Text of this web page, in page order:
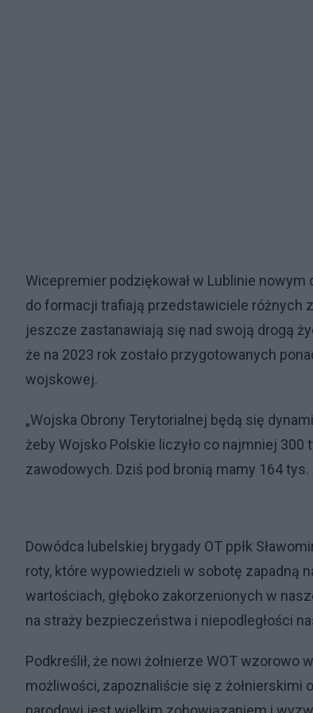
Wicepremier podziękował w Lublinie nowym
do formacji trafiają przedstawiciele różnych
jeszcze zastanawiają się nad swoją drogą
że na 2023 rok zostało przygotowanych
wojskowej.
„Wojska Obrony Terytorialnej będą się
żeby Wojsko Polskie liczyło co najmniej 300
zawodowych. Dziś pod bronią mamy 164
Dowódca lubelskiej brygady OT ppłk
roty, które wypowiedzieli w sobotę zapadną
wartościach, głęboko zakorzenionych w
na straży bezpieczeństwa i niepodległości
Podkreślił, że nowi żołnierze WOT wzorowo
możliwości, zapoznaliście się z żołnierskimi